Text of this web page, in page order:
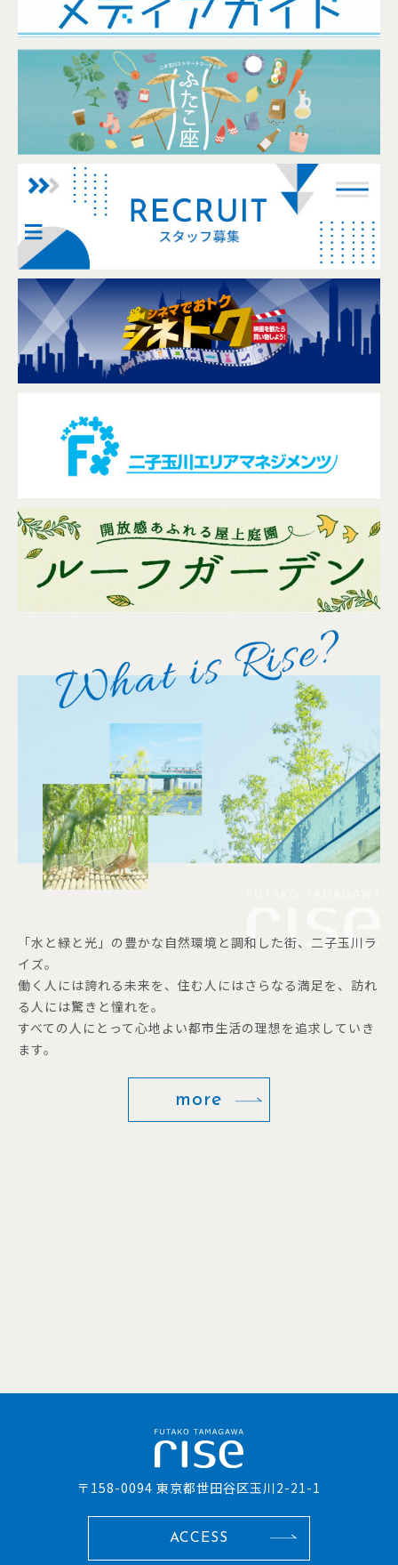
「水と緑と光」の豊かな自然環境と調和した街、二子玉川ラ
イズ。
働く人には誇れる未来を、住む人にはさらなる満足を、訪れ
る人には驚きと憧れを。
すべての人にとって心地よい都市生活の理想を追求していき
ます。
more
〒158-0094 東京都世田谷区玉川2-21-1
ACCESS